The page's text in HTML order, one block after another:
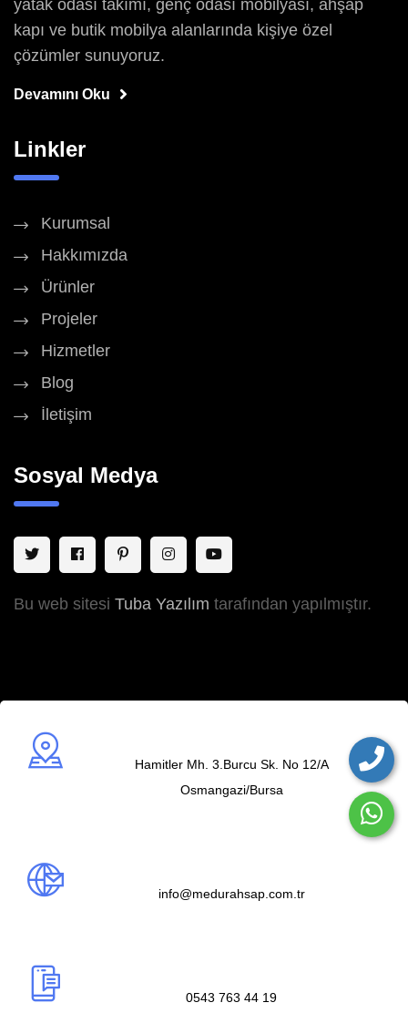
yatak odası takımı, genç odası mobilyası, ahşap
kapı ve butik mobilya alanlarında kişiye özel
çözümler sunuyoruz.
Devamını Oku
Linkler
Kurumsal
Hakkımızda
Ürünler
Projeler
Hizmetler
Blog
İletişim
Sosyal Medya
Bu web sitesi Tuba Yazılım tarafından yapılmıştır.
Hamitler Mh. 3.Burcu Sk. No 12/A
Osmangazi/Bursa
info@medurahsap.com.tr
0543 763 44 19